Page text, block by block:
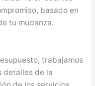
basado en
tu mudanza.
trabajamos
detalles de la